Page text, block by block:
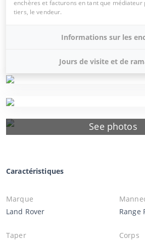
See photos
enchères et facturons en tant que médiateur
tiers, le vendeur.
Informations sur les
Jours de visite et de
Caractéristiques
Marque
Land Rover
Range
Taper
Corps